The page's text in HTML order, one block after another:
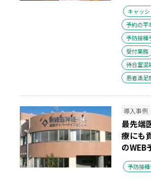
キャッ
予約の平
予防接種
受付業務
待合室混
患者満足
導入事例
最先端
療にも
のWEB
予防接